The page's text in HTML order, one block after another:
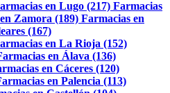
en Lugo (217) Farmacias
Zamora (189) Farmacias en
(167)
en La Rioja (152)
en Álava (136)
en Cáceres (120)
en Palencia (113)